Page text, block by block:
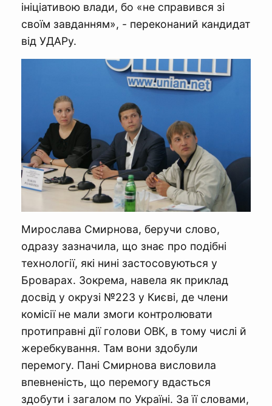
ініціативою влади, бо «не справився зі
своїм завданням», - переконаний кандидат
від УДАРу.
Мирослава Смирнова, беручи слово,
одразу зазначила, що знає про подібні
технології, які нині застосовуються у
Броварах. Зокрема, навела як приклад
досвід у окрузі №223 у Києві, де члени
комісії не мали змоги контролювати
протиправні дії голови ОВК, в тому числі й
жеребкування. Там вони здобули
перемогу. Пані Смирнова висловила
впевненість, що перемогу вдасться
здобути і загалом по Україні. За її словами,